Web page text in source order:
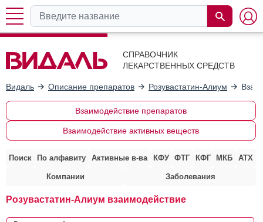
СПРАВОЧНИК
ЛЕКАРСТВЕННЫХ СРЕДСТВ
Видаль Описание препаратов Розувастатин-Алиум
Взаимодействие препаратов
Взаимодействие активных веществ
Поиск По алфавиту Активные в-ва КФУ ФТГ КФГ МКБ АТХ
Компании Заболевания
Розувастатин-Алиум взаимодействие